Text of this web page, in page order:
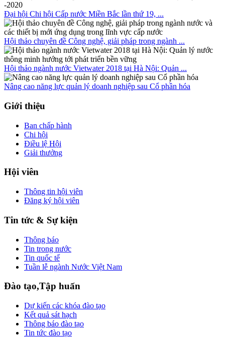
Đại hội Chi hội Cấp nước Miền Bắc lần thứ 19, ...
Hội thảo chuyên đề Công nghệ, giải pháp trong ngành ...
Hội thảo ngành nước Vietwater 2018 tại Hà Nội: Quản ...
Nâng cao năng lực quản lý doanh nghiệp sau Cổ phần hóa
Giới thiệu
Ban chấp hành
Chi hội
Điều lệ Hội
Giải thưởng
Hội viên
Thông tin hội viên
Đăng ký hội viên
Tin tức & Sự kiện
Thông báo
Tin trong nước
Tin quốc tế
Tuần lễ ngành Nước Việt Nam
Đào tạo,Tập huấn
Dự kiến các khóa đào tạo
Kết quả sát hạch
Thông báo đào tạo
Tin tức đào tạo